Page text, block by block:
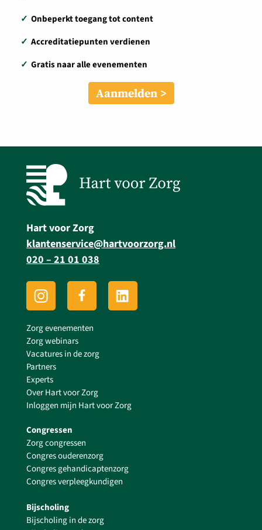
✓ Onbeperkt toegang tot content
✓ Accreditatiepunten verdienen
✓ Gratis naar alle evenementen
Aanmelden
Hart voor Zorg
klantenservice@hartvoorzorg.nl
020 – 21 01 038
Zorg evenementen
Zorg webinars
Vacatures in de zorg
Partners
Experts
Over Hart voor Zorg
Inloggen mijn Hart voor Zorg
Congressen
Zorg congressen
Congres ouderenzorg
Congres gehandicaptenzorg
Congres verpleegkundigen
Bijscholing
Bijscholing in de zorg